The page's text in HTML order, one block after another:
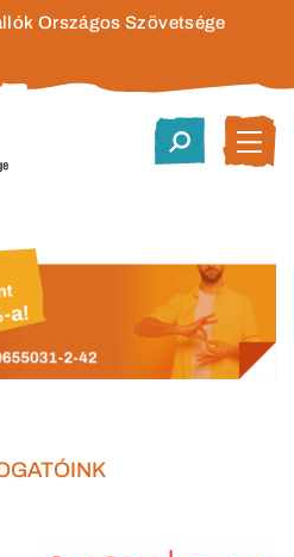
Országos Szövetsége